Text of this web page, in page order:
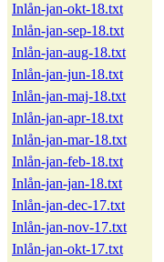
Inlån-jan-okt-18.txt
Inlån-jan-sep-18.txt
Inlån-jan-aug-18.txt
Inlån-jan-jun-18.txt
Inlån-jan-maj-18.txt
Inlån-jan-apr-18.txt
Inlån-jan-mar-18.txt
Inlån-jan-feb-18.txt
Inlån-jan-jan-18.txt
Inlån-jan-dec-17.txt
Inlån-jan-nov-17.txt
Inlån-jan-okt-17.txt